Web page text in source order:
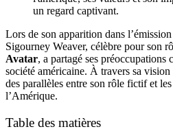
Lors de son apparition dans l’émission
Sigourney Weaver, célèbre pour son
Avatar, a partagé ses préoccupations
société américaine. À travers sa
des parallèles entre son rôle fictif et
l’Amérique.
Table des matières